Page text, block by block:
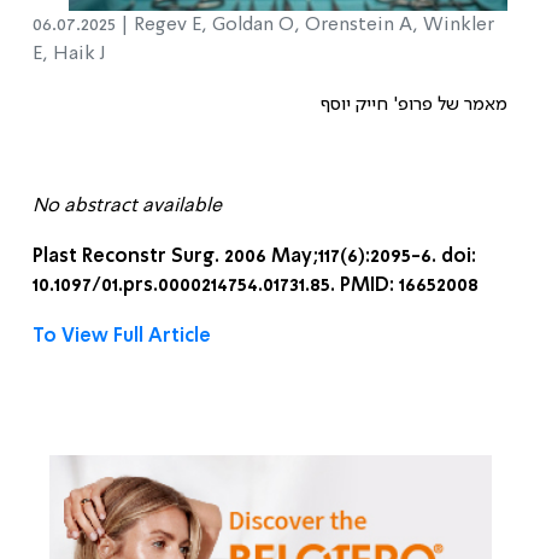
06.07.2025 |
Regev E, Goldan O, Orenstein A, Winkler
E, Haik J
מאמר של פרופ' חייק יוסף
No abstract available
Plast Reconstr Surg. 2006 May;117(6):2095-6. doi:
10.1097/01.prs.0000214754.01731.85. PMID: 16652008
To View Full Article